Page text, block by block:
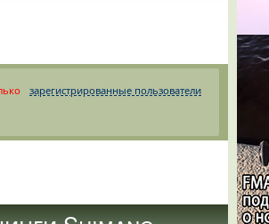
зарегистрированные пользователи